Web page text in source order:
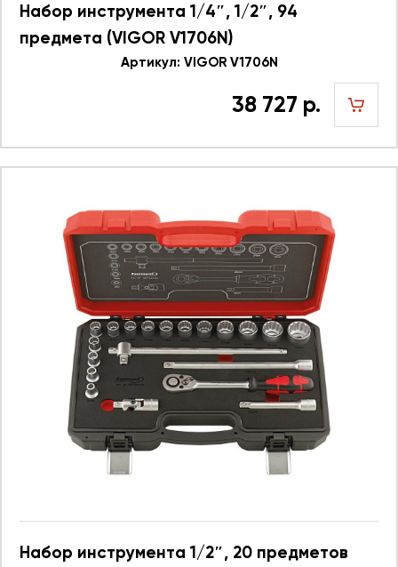
Набор инструмента 1/4″, 1/2″, 94
предмета (VIGOR V1706N)
Артикул: VIGOR V1706N
38 727 р.
Набор инструмента 1/2″, 20 предметов